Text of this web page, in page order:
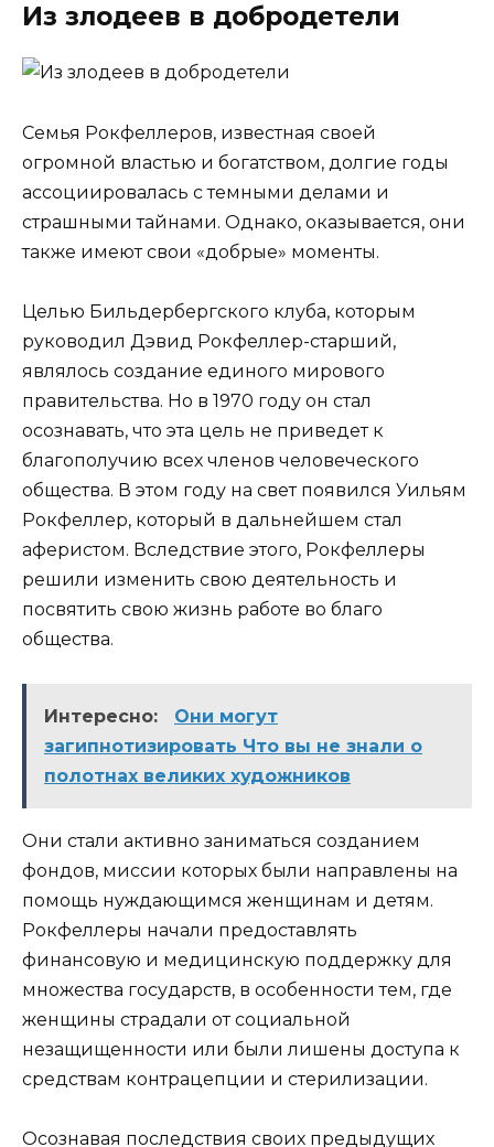
Из злодеев в добродетели
Семья Рокфеллеров, известная своей
огромной властью и богатством, долгие годы
ассоциировалась с темными делами и
страшными тайнами. Однако, оказывается, они
также имеют свои «добрые» моменты.
Целью Бильдербергского клуба, которым
руководил Дэвид Рокфеллер-старший,
являлось создание единого мирового
правительства. Но в 1970 году он стал
осознавать, что эта цель не приведет к
благополучию всех членов человеческого
общества. В этом году на свет появился Уильям
Рокфеллер, который в дальнейшем стал
аферистом. Вследствие этого, Рокфеллеры
решили изменить свою деятельность и
посвятить свою жизнь работе во благо
общества.
Интересно:
Они могут
загипнотизировать Что вы не знали о
полотнах великих художников
Они стали активно заниматься созданием
фондов, миссии которых были направлены на
помощь нуждающимся женщинам и детям.
Рокфеллеры начали предоставлять
финансовую и медицинскую поддержку для
множества государств, в особенности тем, где
женщины страдали от социальной
незащищенности или были лишены доступа к
средствам контрацепции и стерилизации.
Осознавая последствия своих предыдущих